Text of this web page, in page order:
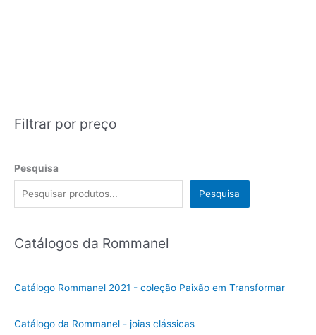
Filtrar por preço
Pesquisa
Pesquisa
Catálogos da Rommanel
Catálogo Rommanel 2021 - coleção Paixão em Transformar
Catálogo da Rommanel - joias clássicas